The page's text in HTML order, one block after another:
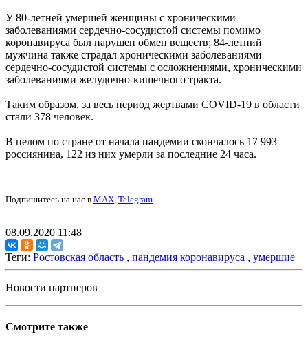
У 80-летней умершей женщины с хроническими
заболеваниями сердечно-сосудистой системы помимо
коронавируса был нарушен обмен веществ; 84-летний
мужчина также страдал хроническими заболеваниями
сердечно-сосудистой системы с осложнениями, хроническими
заболеваниями желудочно-кишечного тракта.
Таким образом, за весь период жертвами COVID-19 в области
стали 378 человек.
В целом по стране от начала пандемии скончалось 17 993
россиянина, 122 из них умерли за последние 24 часа.
Подпишитесь на нас в MAX, Telegram.
08.09.2020 11:48
Теги: Ростовская область , пандемия коронавируса , умершие
Новости партнеров
Смотрите также